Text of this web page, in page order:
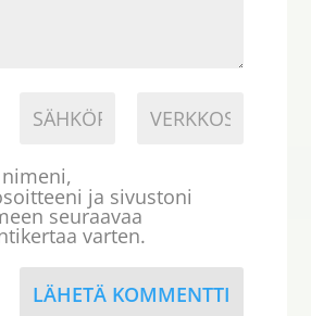
ja sivustoni
seuraavaa
varten.
LÄHETÄ KOMMENTTI